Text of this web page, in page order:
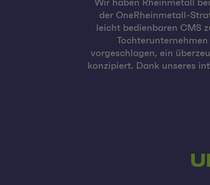
Wir haben Rheinmetall
der OneRheinmetall-
leicht bedienbaren CMS
vorgeschlagen, ein
konzipiert. Dank unseres